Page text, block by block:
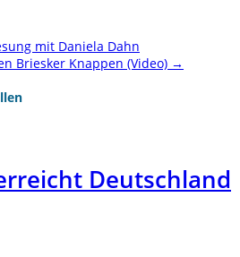
mit Daniela Dahn
Briesker Knappen (Video) →
Deutschland